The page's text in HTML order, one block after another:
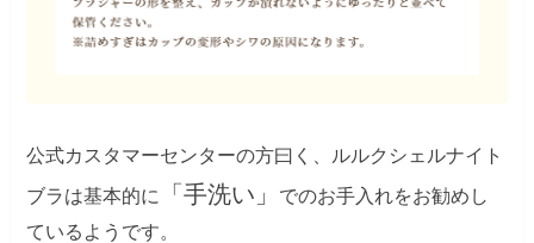
公式カスタマーセンターの方曰く、ルルクシェルナイト
ブラは基本的に
「手洗い」
でのお手入れをお勧めし
ているようです。